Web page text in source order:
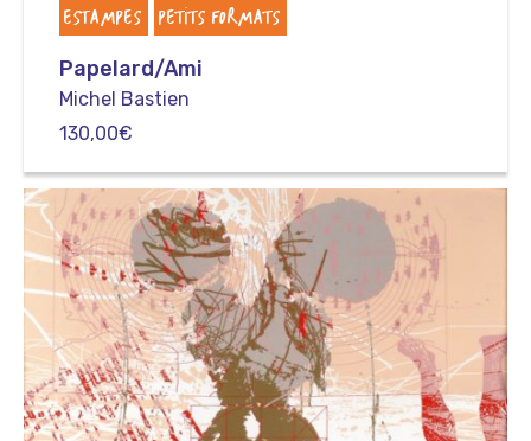
ESTAMPES PETITS FORMATS
Papelard/Ami
Michel Bastien
130,00€